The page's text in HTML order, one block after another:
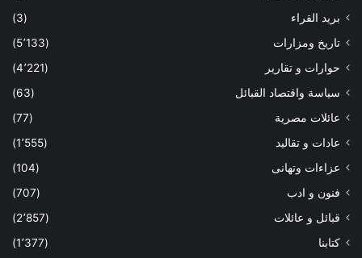
بريد القراء
(3)
تاريخ ومزارات
(5٬133)
حوارات و تقارير
(4٬221)
سياسة واقتصاد القبائل
(63)
عائلات مصرية
(77)
عادات و تقاليد
(1٬555)
عزاءات وتهانى
(104)
فنون و ادب
(707)
قبائل و عائلات
(2٬857)
كتابنا
(1٬377)